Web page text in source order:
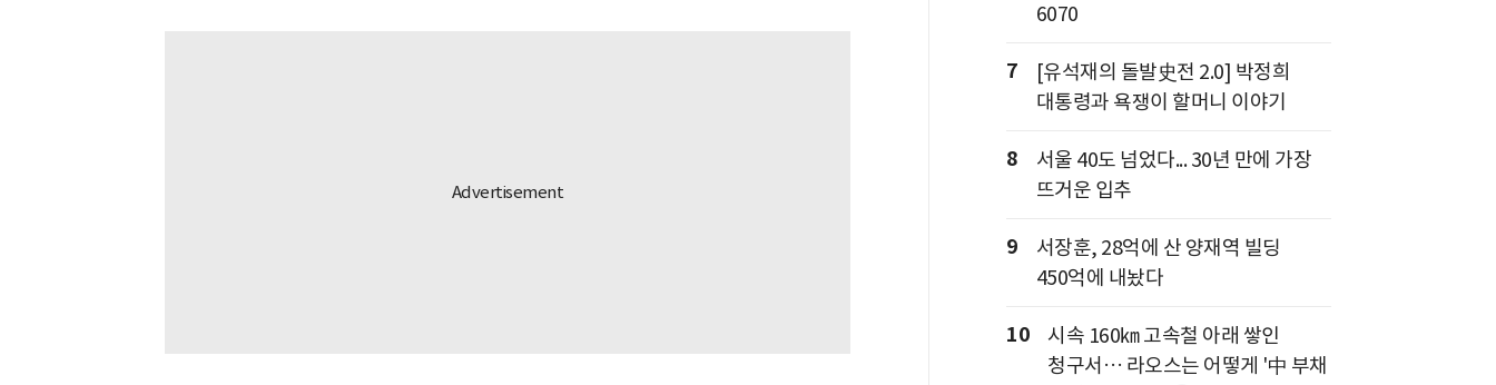
6070
7
[유석재의 돌발史전 2.0] 박정희
대통령과 욕쟁이 할머니 이야기
8
서울 40도 넘었다... 30년 만에 가장
뜨거운 입추
9
서장훈, 28억에 산 양재역 빌딩
450억에 내놨다
10
시속 160㎞ 고속철 아래 쌓인
청구서… 라오스는 어떻게 '中 부채